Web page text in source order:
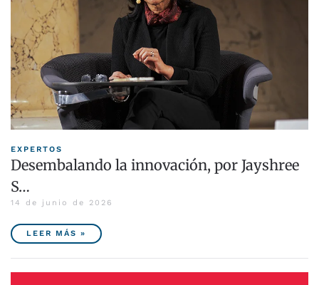
EXPERTOS
Desembalando la innovación, por Jayshree
S…
14 de junio de 2026
LEER MÁS »